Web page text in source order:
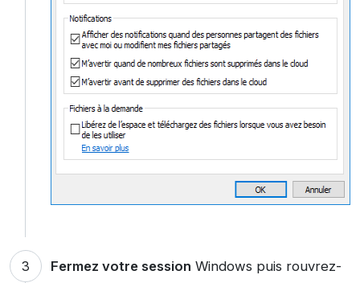
Fermez votre session Windows puis rouvrez-